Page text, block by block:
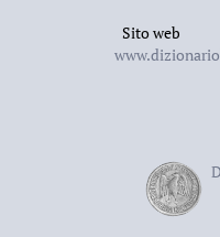
Sito web